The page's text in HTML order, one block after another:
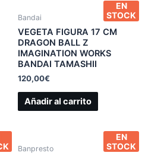
EN
STOCK
Bandai
VEGETA FIGURA 17 CM
DRAGON BALL Z
IMAGINATION WORKS
BANDAI TAMASHII
120,00€
Añadir al carrito
EN
STOCK
Banpresto